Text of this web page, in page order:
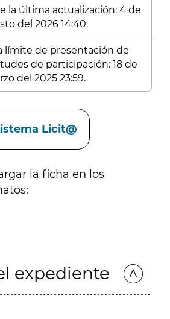
la última actualización: 4 de
del 2026 14:40.
límite de presentación de
de participación: 18 de
del 2025 23:59.
Licit@
la ficha en los
expediente